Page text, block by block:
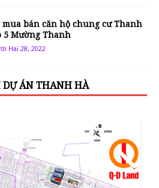
mua bán căn hộ chung cư Thanh
5 Mường Thanh
Hai 28, 2022
DỰ ÁN THANH HÀ